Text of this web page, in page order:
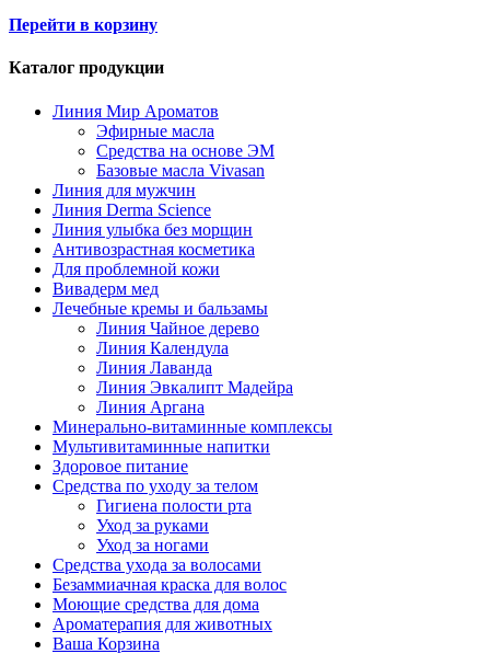
Перейти в корзину
Каталог продукции
Линия Мир Ароматов
Эфирные масла
Средства на основе ЭМ
Базовые масла Vivasan
Линия для мужчин
Линия Derma Science
Линия улыбка без морщин
Антивозрастная косметика
Для проблемной кожи
Вивадерм мед
Лечебные кремы и бальзамы
Линия Чайное дерево
Линия Календула
Линия Лаванда
Линия Эвкалипт Мадейра
Линия Аргана
Минерально-витаминные комплексы
Мультивитаминные напитки
Здоровое питание
Средства по уходу за телом
Гигиена полости рта
Уход за руками
Уход за ногами
Средства ухода за волосами
Безаммиачная краска для волос
Моющие средства для дома
Ароматерапия для животных
Ваша Корзина